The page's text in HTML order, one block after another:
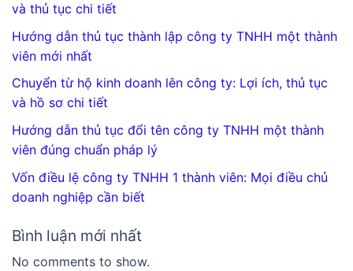
và thủ tục chi tiết
Hướng dẫn thủ tục thành lập công ty TNHH một thành
viên mới nhất
Chuyển từ hộ kinh doanh lên công ty: Lợi ích, thủ tục
và hồ sơ chi tiết
Hướng dẫn thủ tục đổi tên công ty TNHH một thành
viên đúng chuẩn pháp lý
Vốn điều lệ công ty TNHH 1 thành viên: Mọi điều chủ
doanh nghiệp cần biết
Bình luận mới nhất
No comments to show.